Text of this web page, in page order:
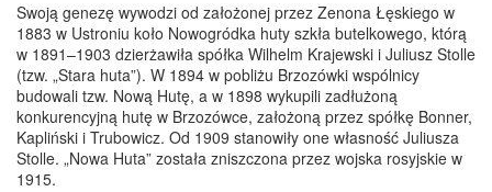
Swoją genezę wywodzi od założonej przez Zenona Łęskiego w
1883 w Ustroniu koło Nowogródka huty szkła butelkowego, którą
w 1891–1903 dzierżawiła spółka Wilhelm Krajewski i Juliusz Stolle
(tzw. „Stara huta”). W 1894 w pobliżu Brzozówki wspólnicy
budowali tzw. Nową Hutę, a w 1898 wykupili zadłużoną
konkurencyjną hutę w Brzozówce, założoną przez spółkę Bonner,
Kapliński i Trubowicz. Od 1909 stanowiły one własność Juliusza
Stolle. „Nowa Huta” została zniszczona przez wojska rosyjskie w
1915.